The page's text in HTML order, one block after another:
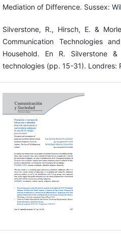
Mediation of Difference. Sussex:
Silverstone, R., Hirsch, E. &
Communication Technologies
Household. En R. Silverstone
technologies (pp. 15-31). Londres: